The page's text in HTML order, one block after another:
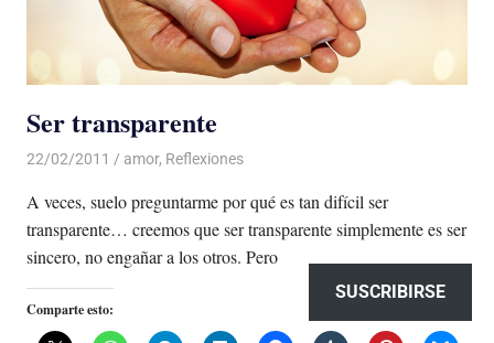
Ser transparente
22/02/2011 Luis Castellanos
amor, Reflexiones
A veces, suelo preguntarme por qué es tan difícil ser
transparente… creemos que ser transparente simplemente es ser
sincero, no engañar a los otros. Pero
Comparte esto:
SUSCRIBIRSE